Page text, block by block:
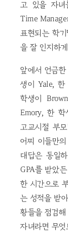
고 있을 자녀
Time
표현되는 학
을 잘 인지하
앞에서 언금
생이 Yale, 한
학생이
Emory, 한 학
고교시절 부
어찌 이들만
대답은 동일
GPA를 받았
한 시간으로
는 성적을 받
황들을 점검
자녀라면 무